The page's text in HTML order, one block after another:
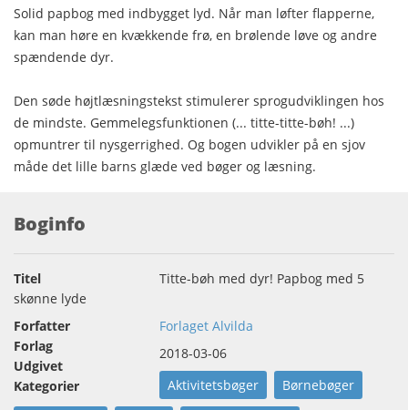
Solid papbog med indbygget lyd. Når man løfter flapperne,
kan man høre en kvækkende frø, en brølende løve og andre
spændende dyr.
Den søde højtlæsningstekst stimulerer sprogudviklingen hos
de mindste. Gemmelegsfunktionen (... titte-titte-bøh! ...)
opmuntrer til nysgerrighed. Og bogen udvikler på en sjov
måde det lille barns glæde ved bøger og læsning.
Boginfo
Titel
Titte-bøh med dyr! Papbog med 5
skønne lyde
Forfatter
Forlag
Forlaget Alvilda
Udgivet
2018-03-06
Kategorier
Aktivitetsbøger Børnebøger